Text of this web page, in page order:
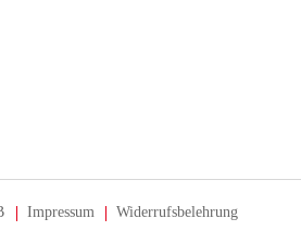
Impressum Widerrufsbelehrung